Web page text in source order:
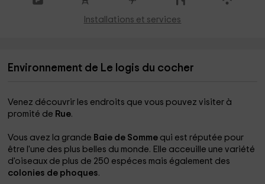
Installations et services
Environnement de Le logis du cocher
Venez découvrir les endroits que vous pouvez visiter à
promité de Rue.
Vous avez la grande Baie de Somme qui est réputée pour
être l'une des plus belles du monde. Elle acceuille une variété
d'oiseaux de plus de 250 espéces mais également des
colonies de phoques.